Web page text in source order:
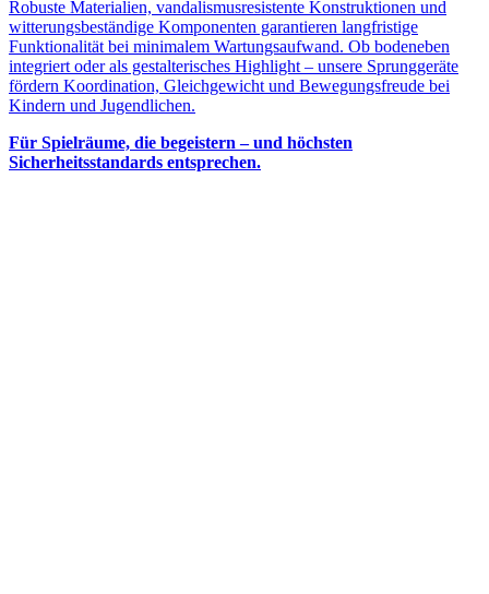
Robuste Materialien, vandalismusresistente Konstruktionen und
witterungsbeständige Komponenten garantieren langfristige
Funktionalität bei minimalem Wartungsaufwand. Ob bodeneben
integriert oder als gestalterisches Highlight – unsere Sprunggeräte
fördern Koordination, Gleichgewicht und Bewegungsfreude bei
Kindern und Jugendlichen.
Für Spielräume, die begeistern – und höchsten
Sicherheitsstandards entsprechen.